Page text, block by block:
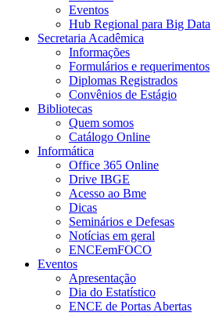
Eventos
Hub Regional para Big Data
Secretaria Acadêmica
Informações
Formulários e requerimentos
Diplomas Registrados
Convênios de Estágio
Bibliotecas
Quem somos
Catálogo Online
Informática
Office 365 Online
Drive IBGE
Acesso ao Bme
Dicas
Seminários e Defesas
Notícias em geral
ENCEemFOCO
Eventos
Apresentação
Dia do Estatístico
ENCE de Portas Abertas